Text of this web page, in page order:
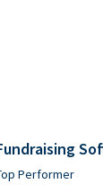
Performer